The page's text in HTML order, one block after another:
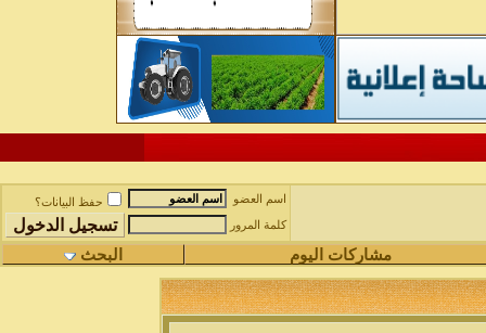
اسم العضو
حفظ البيانات؟
كلمة المرور
مشاركات اليوم البحث